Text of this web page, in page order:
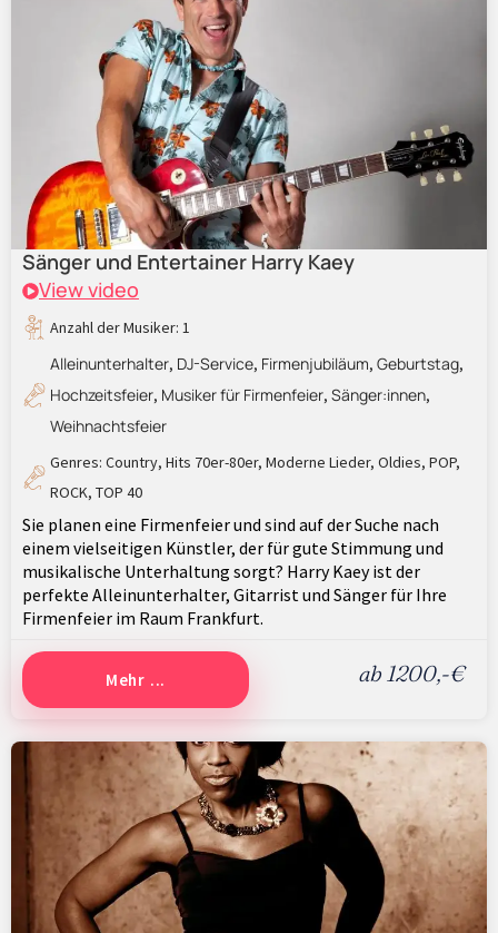
Mehr ... ab 1200,-€
Sänger und Entertainer Harry Kaey
View video
Anzahl der Musiker: 1
Alleinunterhalter, DJ-Service, Firmenjubiläum, Geburtstag,
Hochzeitsfeier, Musiker für Firmenfeier, Sänger:innen,
Weihnachtsfeier
Genres: Country, Hits 70er-80er, Moderne Lieder, Oldies, POP,
ROCK, TOP 40
Sie planen eine Firmenfeier und sind auf der Suche nach
einem vielseitigen Künstler, der für gute Stimmung und
musikalische Unterhaltung sorgt? Harry Kaey ist der
perfekte Alleinunterhalter, Gitarrist und Sänger für Ihre
Firmenfeier im Raum Frankfurt.